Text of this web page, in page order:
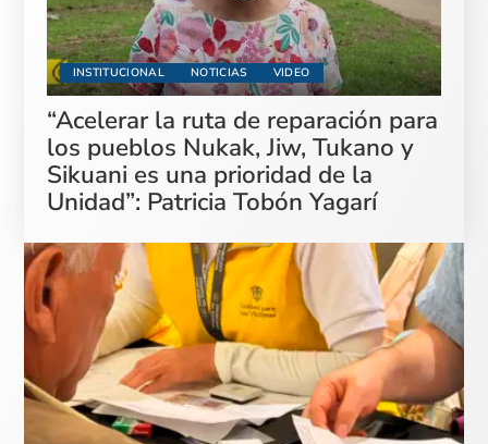
INSTITUCIONAL NOTICIAS VIDEO
“Acelerar la ruta de reparación para
los pueblos Nukak, Jiw, Tukano y
Sikuani es una prioridad de la
Unidad”: Patricia Tobón Yagarí